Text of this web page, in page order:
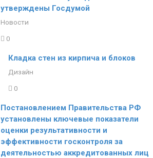
утверждены Госдумой
Новости
0
Кладка стен из кирпича и блоков
Дизайн
0
Постановлением Правительства РФ
установлены ключевые показатели
оценки результативности и
эффективности госконтроля за
деятельностью аккредитованных лиц